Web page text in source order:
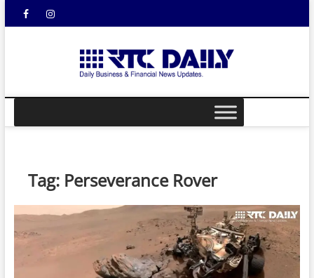
FacebookInstagram
DAILY
Tag: Perseverance Rover